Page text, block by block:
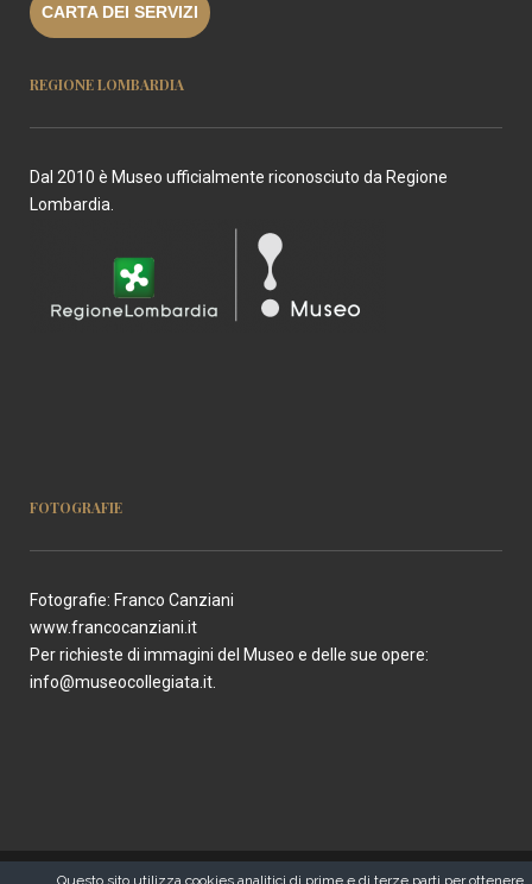
CARTA DEI SERVIZI
REGIONE LOMBARDIA
Dal 2010 è Museo ufficialmente riconosciuto da Regione
Lombardia.
FOTOGRAFIE
Fotografie: Franco Canziani
www.francocanziani.it
Per richieste di immagini del Museo e delle sue opere:
info@museocollegiata.it
Copyright 2018 ® Museo Collegiata
Questo sito utilizza cookies analitici di prime e di terze parti per ottenere